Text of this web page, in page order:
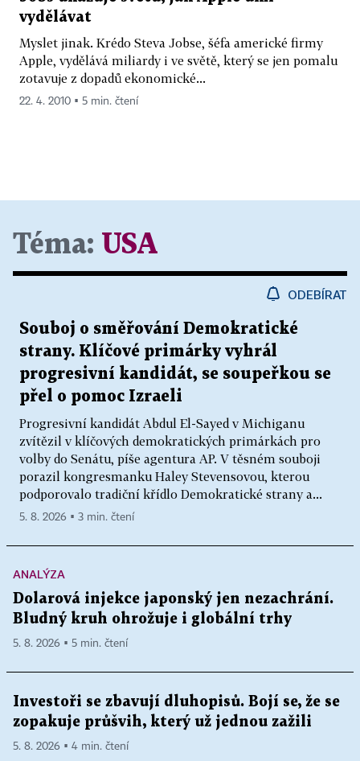
vydělávat
Myslet jinak. Krédo Steva Jobse, šéfa americké firmy
Apple, vydělává miliardy i ve světě, který se jen pomalu
zotavuje z dopadů ekonomické...
22. 4. 2010 ▪ 5 min. čtení
Téma: USA
ODEBÍRAT
Souboj o směřování Demokratické
strany. Klíčové primárky vyhrál
progresivní kandidát, se soupeřkou se
přel o pomoc Izraeli
Progresivní kandidát Abdul El-Sayed v Michiganu
zvítězil v klíčových demokratických primárkách pro
volby do Senátu, píše agentura AP. V těsném souboji
porazil kongresmanku Haley Stevensovou, kterou
podporovalo tradiční křídlo Demokratické strany a...
5. 8. 2026 ▪ 3 min. čtení
ANALÝZA
Dolarová injekce japonský jen nezachrání.
Bludný kruh ohrožuje i globální trhy
5. 8. 2026 ▪ 5 min. čtení
Investoři se zbavují dluhopisů. Bojí se, že se
zopakuje průšvih, který už jednou zažili
5. 8. 2026 ▪ 4 min. čtení